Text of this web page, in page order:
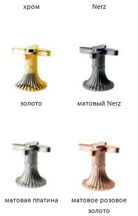
хром Nerz
золото матовый Nerz
матовая платина
матовое розовое
золото